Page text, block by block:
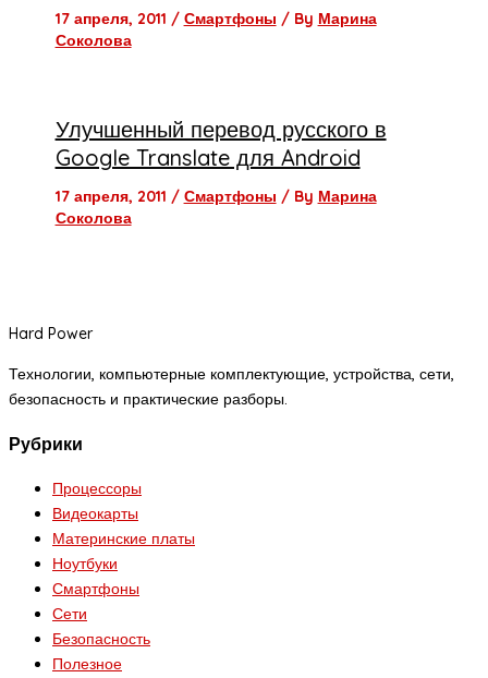
17 апреля, 2011 / Смартфоны / By Марина
Соколова
Улучшенный перевод русского в
Google Translate для Android
17 апреля, 2011 / Смартфоны / By Марина
Соколова
Hard Power
Технологии, компьютерные комплектующие, устройства, сети,
безопасность и практические разборы.
Рубрики
Процессоры
Видеокарты
Материнские платы
Ноутбуки
Смартфоны
Сети
Безопасность
Полезное